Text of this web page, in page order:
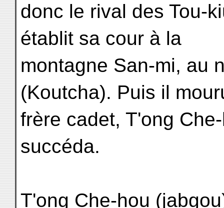
donc le rival des Tou-
établit sa cour à la
montagne San-mi, au
(Koutcha). Puis il
frère cadet, T'ong
succéda.
T'ong Che-hou